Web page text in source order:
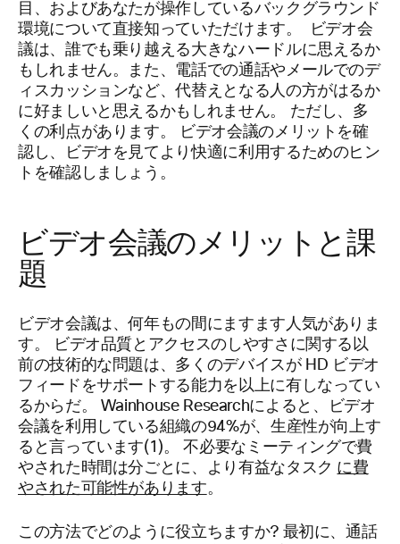
目、およびあなたが操作しているバックグラウンド
環境について直接知っていただけます。 ビデオ会
議は、誰でも乗り越える大きなハードルに思えるか
もしれません。また、電話での通話やメールでのデ
ィスカッションなど、代替えとなる人の方がはるか
に好ましいと思えるかもしれません。 ただし、多
くの利点があります。 ビデオ会議のメリットを確
認し、ビデオを見てより快適に利用するためのヒン
トを確認しましょう。
ビデオ会議のメリットと課
題
ビデオ会議は、何年もの間にますます人気がありま
す。 ビデオ品質とアクセスのしやすさに関する以
前の技術的な問題は、多くのデバイスが HD ビデオ
フィードをサポートする能力を以上に有しなってい
るからだ。 Wainhouse Researchによると、ビデオ
会議を利用している組織の94%が、生産性が向上す
ると言っています(1)。 不必要なミーティングで費
やされた時間は分ごとに、より有益なタスク に費
やされた可能性があります。
この方法でどのように役立ちますか? 最初に、通話